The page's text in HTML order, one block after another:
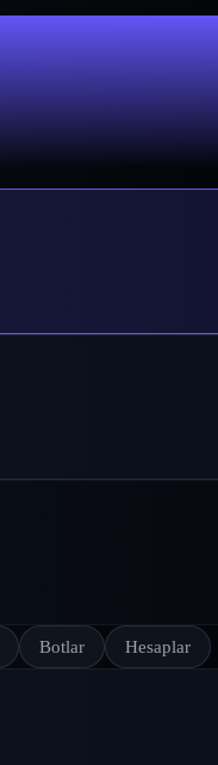
Botlar Hesaplar